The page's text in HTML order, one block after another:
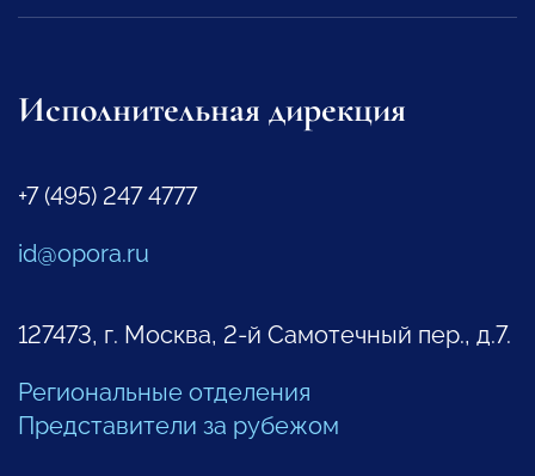
Исполнительная дирекция
+7 (495) 247 4777
id@opora.ru
127473, г. Москва, 2-й Самотечный пер., д.7.
Региональные отделения
Представители за рубежом